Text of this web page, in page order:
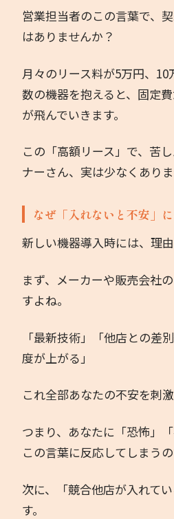
業種別コラム
著書
お問い合わせ
営業担当者のこの言葉で、
はありませんか？
月々のリース料が5万円、
数の機器を抱えると、固定
が飛んでいきます。
この「高額リース」で、苦
ナーさん、実は少なくありま
なぜ「入れないと不安」
新しい機器導入時には、理由
まず、メーカーや販売会社
すよね。
「最新技術」「他店との差
度が上がる」
これ全部あなたの不安を刺激
つまり、あなたに「恐怖」
この言葉に反応してしまうの
次に、「競合他店が入れて
す。